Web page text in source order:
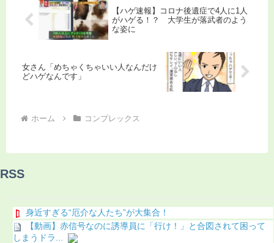
【ハゲ速報】コロナ後遺症で4人に1人
がハゲる！？ 大学生が落武者のよう
な姿に
女さん「めちゃくちゃいい人なんだけ
どハゲなんです」
ホーム コンプレックス
RSS
身近すぎる“厄介な人たち”が大集合！
【動画】赤信号なのに誘導員に「行け！」と合図されて困って
しまうドラ...